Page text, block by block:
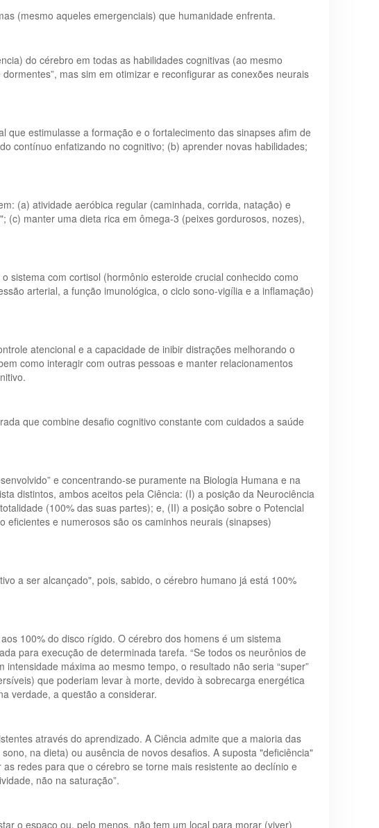
(mesmo aqueles emergenciais) que humanidade enfrenta.
do cérebro em todas as habilidades cognitivas (ao mesmo
mas sim em otimizar e reconfigurar as conexões neurais
estimulasse a formação e o fortalecimento das sinapses afim de
contínuo enfatizando no cognitivo; (b) aprender novas habilidades;
(a) atividade aeróbica regular (caminhada, corrida, natação) e
manter uma dieta rica em ômega-3 (peixes gordurosos, nozes),
sistema com cortisol (hormônio esteroide crucial conhecido como
arterial, a função imunológica, o ciclo sono-vigília e a inflamação)
atencional e a capacidade de inibir distrações melhorando o
como interagir com outras pessoas e manter relacionamentos
que combine desafio cognitivo constante com cuidados a saúde
e concentrando-se puramente na Biologia Humana e na
distintos, ambos aceitos pela Ciência: (I) a posição da Neurociência
(100% das suas partes); e, (II) a posição sobre o Potencial
e numerosos são os caminhos neurais (sinapses)
a ser alcançado", pois, sabido, o cérebro humano já está 100%
100% do disco rígido. O cérebro dos homens é um sistema
para execução de determinada tarefa. “Se todos os neurônios de
máxima ao mesmo tempo, o resultado não seria “super”
que poderiam levar à morte, devido à sobrecarga energética
verdade, a questão a considerar.
através do aprendizado. A Ciência admite que a maioria das
na dieta) ou ausência de novos desafios. A suposta "deficiência"
redes para que o cérebro se torne mais resistente ao declínio e
não na saturação”.
o espaço ou, pelo menos, não tem um local para morar (viver)